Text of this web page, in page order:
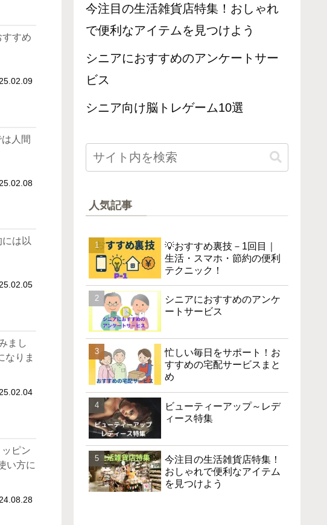
すめ
人間
は以
まし
なりま
ピン
い方に
今注目の生活雑貨店特集！おしゃれ
で便利なアイテムを見つけよう
シニアにおすすめのアンケートサー
ビス
シニア向け脳トレゲーム10選
人気記事
💡おすすめ裏技－1回目｜
生活・スマホ・節約の便利
テクニック！
シニアにおすすめのアンケ
ートサービス
忙しい毎日をサポート！お
すすめの宅配サービスまと
め
ビューティーアップ～レデ
ィース特集
今注目の生活雑貨店特集！
おしゃれで便利なアイテム
を見つけよう